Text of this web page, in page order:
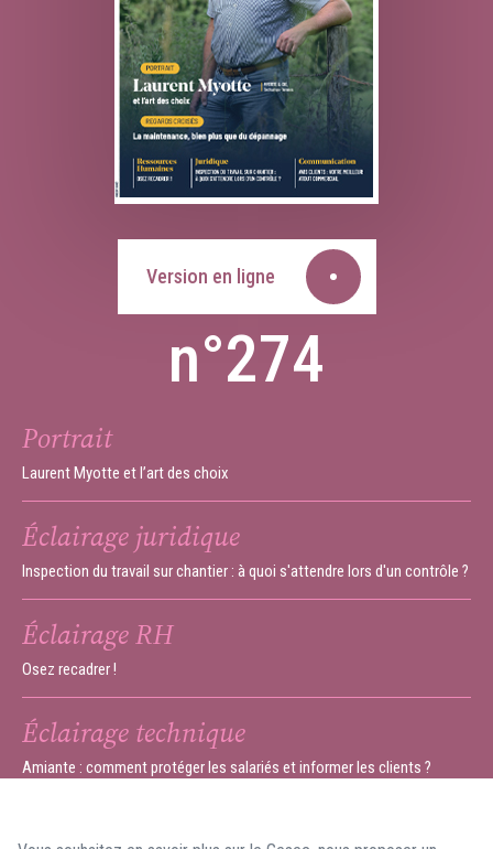
Version en ligne
n°274
Portrait
Laurent Myotte et l’art des choix
Éclairage juridique
Inspection du travail sur chantier : à quoi s'attendre lors d'un contrôle ?
Éclairage RH
Osez recadrer !
Éclairage technique
Amiante : comment protéger les salariés et informer les clients ?